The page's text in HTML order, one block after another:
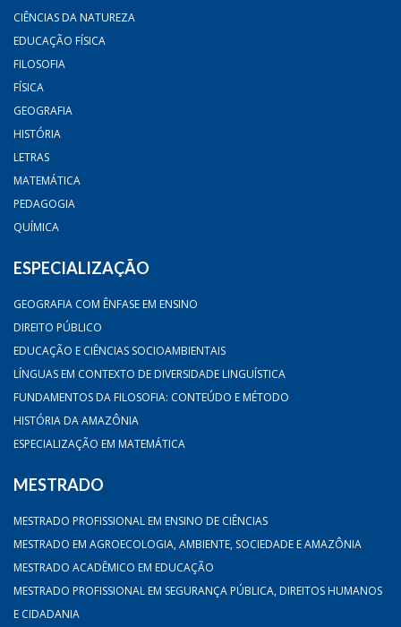
CIÊNCIAS DA NATUREZA
EDUCAÇÃO FÍSICA
FILOSOFIA
FÍSICA
GEOGRAFIA
HISTÓRIA
LETRAS
MATEMÁTICA
PEDAGOGIA
QUÍMICA
ESPECIALIZAÇÃO
GEOGRAFIA COM ÊNFASE EM ENSINO
DIREITO PÚBLICO
EDUCAÇÃO E CIÊNCIAS SOCIOAMBIENTAIS
LÍNGUAS EM CONTEXTO DE DIVERSIDADE LINGUÍSTICA
FUNDAMENTOS DA FILOSOFIA: CONTEÚDO E MÉTODO
HISTÓRIA DA AMAZÔNIA
ESPECIALIZAÇÃO EM MATEMÁTICA
MESTRADO
MESTRADO PROFISSIONAL EM ENSINO DE CIÊNCIAS
MESTRADO EM AGROECOLOGIA, AMBIENTE, SOCIEDADE E AMAZÔNIA
MESTRADO ACADÊMICO EM EDUCAÇÃO
MESTRADO PROFISSIONAL EM SEGURANÇA PÚBLICA, DIREITOS HUMANOS
E CIDADANIA